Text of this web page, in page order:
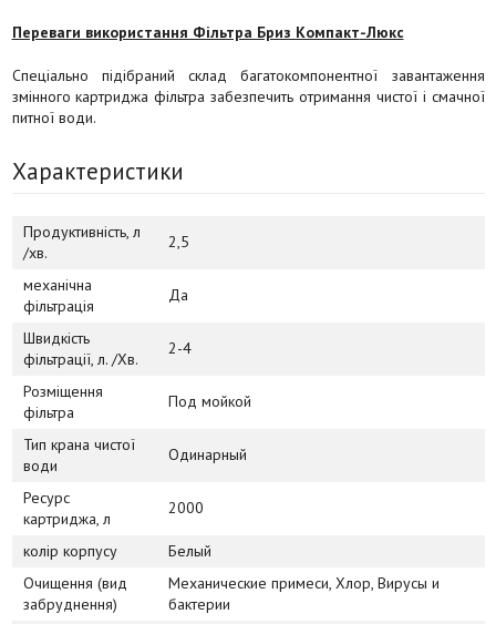
Переваги використання Фільтра Бриз Компакт-Люкс
Спеціально підібраний склад багатокомпонентної завантаження
змінного картриджа фільтра забезпечить отримання чистої і смачної
питної води.
Характеристики
Продуктивність, л
/хв.
2,5
механічна
фільтрація
Да
Швидкість
фільтрації, л. /Хв.
2-4
Розміщення
фільтра
Под мойкой
Тип крана чистої
води
Одинарный
Ресурс
картриджа, л
2000
колір корпусу
Белый
Очищення (вид
забруднення)
Механические примеси, Хлор, Вирусы и
бактерии